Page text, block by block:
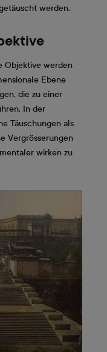
werden.
Objektive werden
Ebene
die zu einer
In der
Täuschungen als
Vergrösserungen
wirken zu